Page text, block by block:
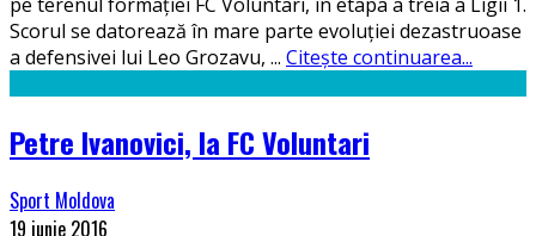
Scorul se datorează în mare parte evoluției dezastruoase
a defensivei lui Leo Grozavu, ... Citește continuarea...
Petre Ivanovici, la FC Voluntari
Sport Moldova
19 iunie 2016